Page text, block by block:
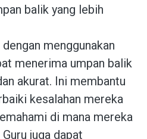
balik yang lebih
menggunakan
menerima umpan balik
akurat. Ini membantu
kesalahan mereka
di mana mereka
juga dapat